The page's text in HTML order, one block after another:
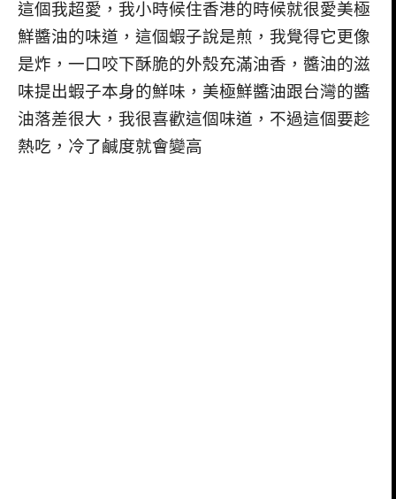
這個我超愛，我小時候住香港的時候就很愛美極
鮮醬油的味道，這個蝦子說是煎，我覺得它更像
是炸，一口咬下酥脆的外殼充滿油香，醬油的滋
味提出蝦子本身的鮮味，美極鮮醬油跟台灣的醬
油落差很大，我很喜歡這個味道，不過這個要趁
熱吃，冷了鹹度就會變高